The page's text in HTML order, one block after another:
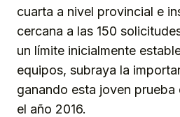
cuarta a nivel provincial e
cercana a las 150
un límite inicialmente
equipos, subraya la
ganando esta joven prueba
el año 2016.